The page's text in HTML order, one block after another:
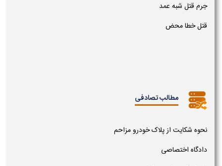
جرم قتل شبه عمد
قتل خطا محض
مطالب تصادفی
نحوه شکایت از پلاک خودرو مزاحم
دادگاه اختصاصی